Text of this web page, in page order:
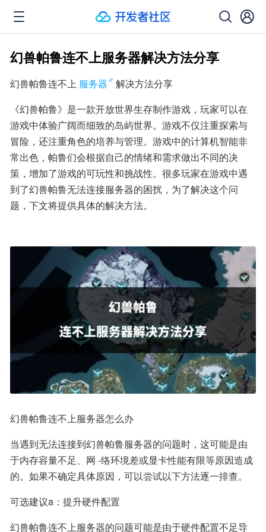
幻兽帕鲁连不上服务器解决方法分享
幻兽帕鲁连不上 服务器
解决方法分享
《幻兽帕鲁》是一款开放世界生存制作游戏，玩家可以在
游戏中体验广阔而细致的岛屿世界。游戏不仅注重探索与
冒险，还注重角色的培养与管理。游戏中的计算机智能非
常出色，帕鲁们会根据自己的情绪和需求做出不同的决
策，增加了游戏的可玩性和挑战性。很多玩家在游戏中遇
到了幻兽帕鲁无法连接服务器的困扰，为了解决这个问
题，下文将提供具体的解决方法。
幻兽帕鲁连不上服务器怎么办
当遇到无法连接到幻兽帕鲁服务器的问题时，这可能是由
于内存容量不足、网 -络环境差或显卡性能有限等原因造成
的。如果不确定具体原因，可以尝试以下方法逐一排查。
可选建议a：提升硬件配置
幻兽帕鲁连不上服务器的问题可能是由于硬件配置不足导